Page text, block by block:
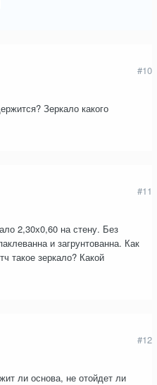
#10
Зеркало какого
#11
2,30х0,60 на стену. Без
и загрунтованна. Как
такое зеркало? Какой
#12
ли основа, не отойдет ли